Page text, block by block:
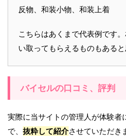
反物、和装小物、和装上着
こちらはあくまで代表例です
い取ってもらえるものもあると
バイセルの口コミ、評判
実際に当サイトの管理人が体験者
で、 抜粋して紹介させていただき